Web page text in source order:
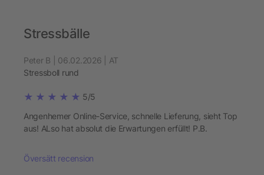
Stressbälle
Peter B | 06.02.2026 | AT
Stressboll rund
5/5
Angenhemer Online-Service, schnelle Lieferung, sieht Top
aus! ALso hat absolut die Erwartungen erfüllt! P.B.
Översätt recension